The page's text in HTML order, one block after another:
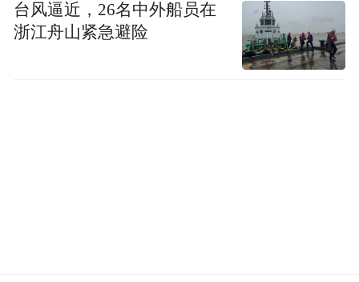
台风逼近，26名中外船员在
浙江舟山紧急避险